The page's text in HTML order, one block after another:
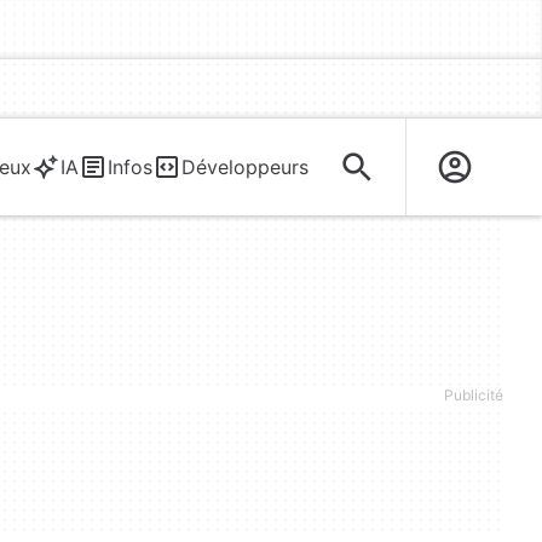
IA Infos Développeurs